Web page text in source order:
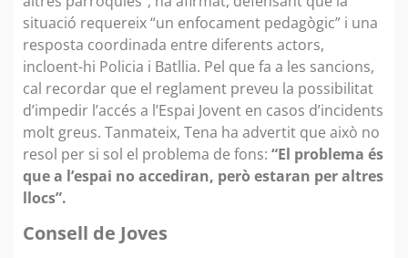
situació requereix “un enfocament pedagògic” i una
resposta coordinada entre diferents actors,
incloent-hi Policia i Batllia. Pel que fa a les sancions,
cal recordar que el reglament preveu la possibilitat
d’impedir l’accés a l’Espai Jovent en casos d’incidents
molt greus. Tanmateix, Tena ha advertit que això no
resol per si sol el problema de fons: “El problema és
que a l’espai no accediran, però estaran per altres
llocs”.
Consell de Joves